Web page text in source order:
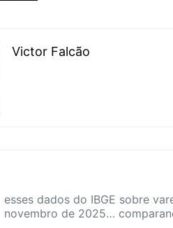
Victor Falcão
esses dados do IBGE sobre
novembro de 2025…